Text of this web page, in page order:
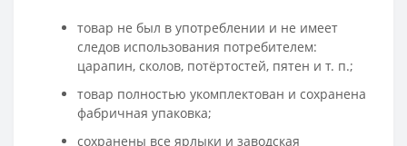
товар не был в употреблении и не имеет
следов использования потребителем:
царапин, сколов, потёртостей, пятен и т. п.;
товар полностью укомплектован и сохранена
фабричная упаковка;
сохранены все ярлыки и заводская